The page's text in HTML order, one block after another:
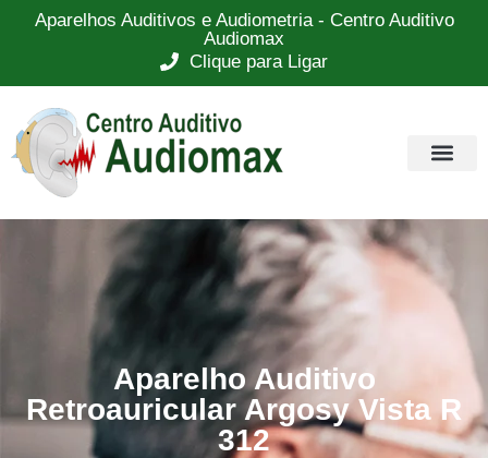
Aparelhos Auditivos e Audiometria - Centro Auditivo
Audiomax
Clique para Ligar
Aparelho Auditivo
Retroauricular Argosy Vista R
312